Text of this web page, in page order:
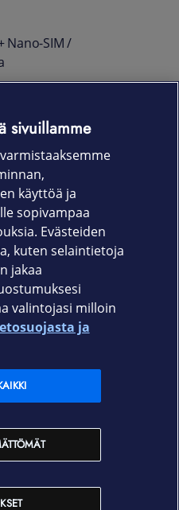
Nano-SIM /
sivuillamme
käyttöä ja
sopivampaa
Evästeiden
kuten selaintietoja
jakaa
valintojasi milloin
ja